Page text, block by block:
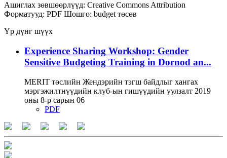
Ашиглах зөвшөөрлүүд: Creative Commons Attribution
Форматууд: PDF Шошго: budget төсөв
Үр дүнг шүүх
Experience Sharing Workshop: Gender
Sensitive Budgeting Training in Dornod an...
MERIT төслийн Жендэрийн тэгш байдлыг хангах
мэргэжилтнүүдийн клуб-ын гишүүдийн уулзалт 2019
оны 8-р сарын 06
PDF